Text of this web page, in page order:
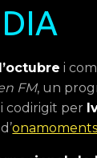
i
FM, un
i codirigit per
d’